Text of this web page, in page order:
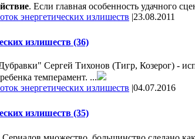
. Если главная особенность удачного
энергетических излишеств |23.08.2011
излишеств (36)
Сергей Тихонов (Тигр, Козерог) -
темперамент. ...
энергетических излишеств |04.07.2016
излишеств (35)